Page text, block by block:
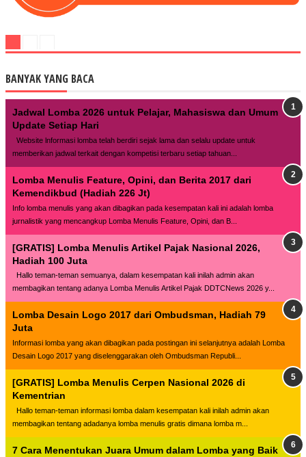
BANYAK YANG BACA
Jadwal Lomba 2026 untuk Pelajar, Mahasiswa dan Umum
Update Setiap Hari
Website lnformasi lomba telah berdiri sejak lama dan selalu update untuk
memberikan jadwal terkait dengan kompetisi terbaru setiap tahuan...
Lomba Menulis Feature, Opini, dan Berita 2017 dari
Kemendikbud (Hadiah 226 Jt)
Info lomba menulis yang akan dibagikan pada kesempatan kali ini adalah lomba
jurnalistik yang mencangkup Lomba Menulis Feature, Opini, dan B...
[GRATIS] Lomba Menulis Artikel Pajak Nasional 2026,
Hadiah 100 Juta
Hallo teman-teman semuanya, dalam kesempatan kali inilah admin akan
membagikan tentang adanya Lomba Menulis Artikel Pajak DDTCNews 2026 y...
Lomba Desain Logo 2017 dari Ombudsman, Hadiah 79
Juta
Informasi lomba yang akan dibagikan pada postingan ini selanjutnya adalah Lomba
Desain Logo 2017 yang diselenggarakan oleh Ombudsman Republi...
[GRATIS] Lomba Menulis Cerpen Nasional 2026 di
Kementrian
Hallo teman-teman informasi lomba dalam kesempatan kali inilah admin akan
membagikan tentang adadanya lomba menulis gratis dimana lomba m...
7 Cara Menentukan Juara Umum dalam Lomba yang Baik